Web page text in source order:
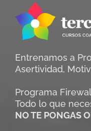
Entrenamos a
Asertividad,
Programa
Todo lo que
NO TE PONGAS